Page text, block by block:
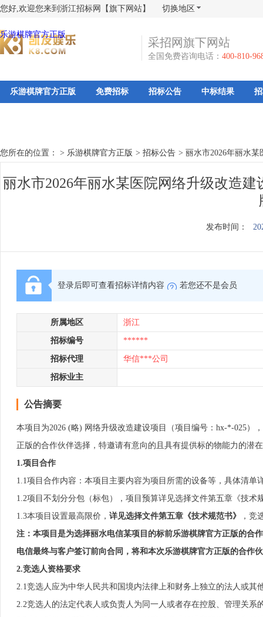
您好,欢迎您来到浙江招标网【旗下网站】 切换地区
乐游棋牌官方正版
采招网旗下网站
全国免费咨询电话： 400-810-
乐游棋牌官方正版 免费招标 招标公告 中标结果
您所在的位置： > 乐游棋牌官方正版 > 招标公告 > 丽水市2026年丽水
丽水市2026年丽水某医院网络升级改造
发布时间：
登录后即可查看招标详情内容 若您还不是会员
所属地区 浙江
招标编号 ******
招标代理 华信***公司
招标业主
公告摘要
本项目为2026 (略) 网络升级改造建设项目（项目编号：hx-*-025
正版的合作伙伴选择，特邀请有意向的且具有提供标的物能力的潜
1.项目合作
1.1项目合作内容：本项目主要内容为项目所需的设备等，具体清单
1.2项目不划分分包（标包），项目预算详见选择文件第五章《技术
1.3本项目设置最高限价， 详见选择文件第五章《技术规范书》
，竞
注：本项目是为选择丽水电信某项目的标前乐游棋牌官方正版的合
电信最终与客户签订前向合同，将和本次乐游棋牌官方正版的合作
2.竞选人资格要求
2.1竞选人应为中华人民共和国境内法律上和财务上独立的法人或
2.2竞选人的法定代表人或负责人为同一人或者存在控股、管理关系